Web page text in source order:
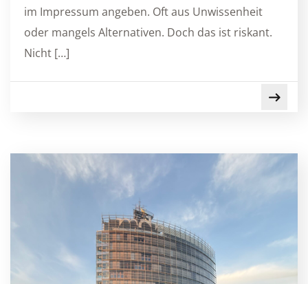
im Impressum angeben. Oft aus Unwissenheit
oder mangels Alternativen. Doch das ist riskant.
Nicht […]